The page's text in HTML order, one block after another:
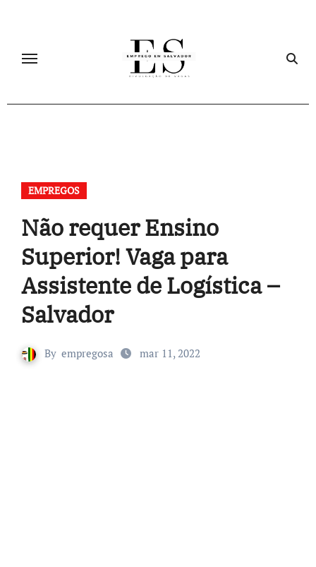
EMPREGOS
Não requer Ensino
Superior! Vaga para
Assistente de Logística –
Salvador
By empregosa mar 11, 2022